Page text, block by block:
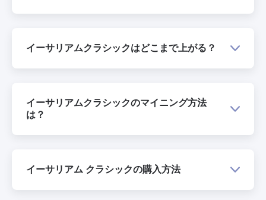
イーサリアムクラシックはどこまで上がる？
イーサリアムクラシックのマイニング方法
は？
イーサリアム クラシックの購入方法